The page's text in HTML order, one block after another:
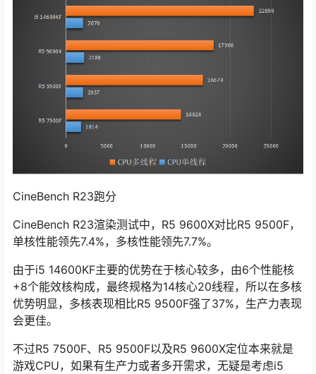
CineBench R23跑分
CineBench R23渲染测试中，R5 9600X对比R5 9500F，
单核性能领先7.4%，多核性能领先7.7%。
由于i5 14600KF主要的优势在于核心较多，由6个性能核
+8个能效核构成，最终规格为14核心20线程，所以在多核
优势明显，多核表现相比R5 9500F强了37%，生产力表现
会更佳。
不过R5 7500F、R5 9500F以及R5 9600X定位本来就是
游戏CPU，如果有生产力或者多开需求，无疑是考虑i5